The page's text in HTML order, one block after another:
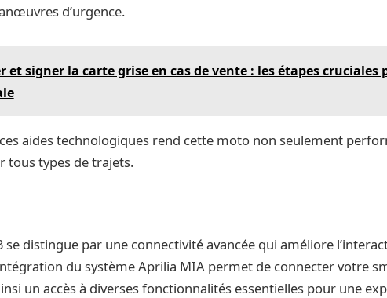
d’urgence.
et signer la carte grise en cas de vente : les étapes cruciales
aides technologiques rend cette moto non seulement
tous types de trajets.
se distingue par une connectivité avancée qui améliore
du système Aprilia MIA permet de connecter votre
un accès à diverses fonctionnalités essentielles pour une